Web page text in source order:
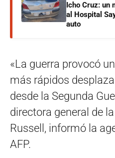
Icho Cruz: un
al Hospital
auto
«La guerra provocó
más rápidos
desde la Segunda
directora general de
Russell, informó la
AFP.